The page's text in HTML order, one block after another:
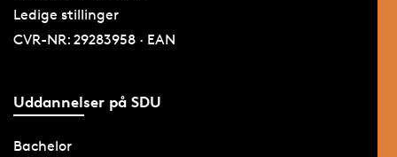
Ledige stillinger
CVR-NR: 29283958 · EAN
Uddannelser på SDU
Bachelor